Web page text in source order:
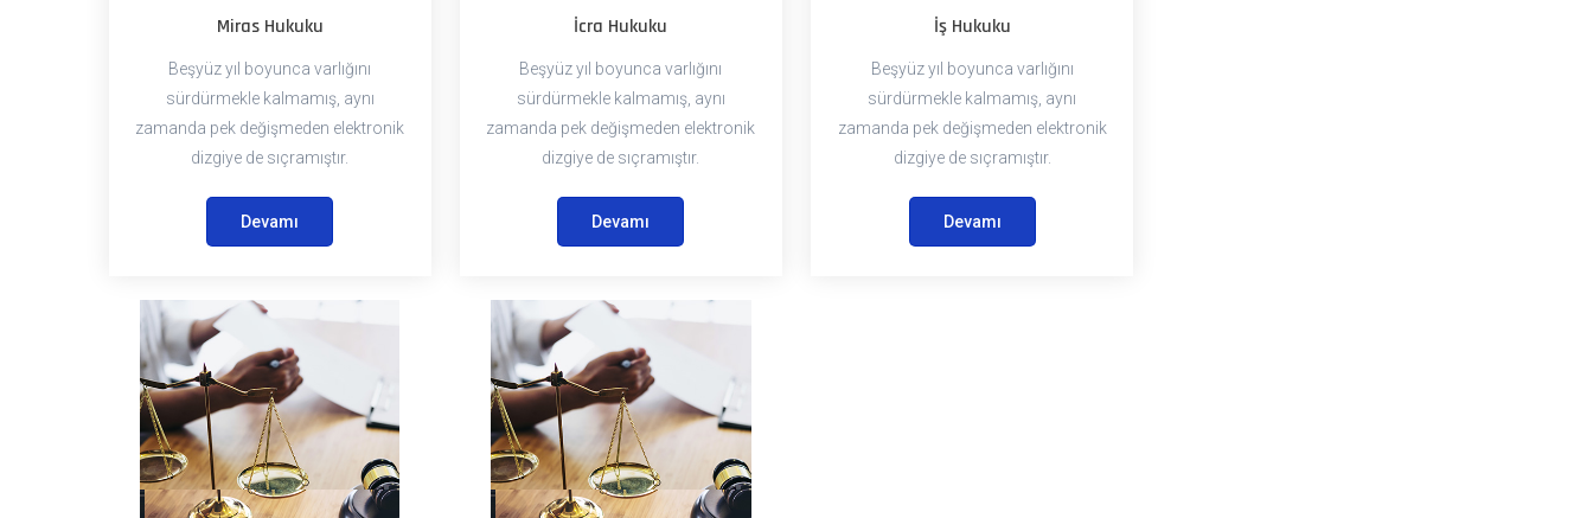
Miras Hukuku
Beşyüz yıl boyunca varlığını
sürdürmekle kalmamış, aynı
zamanda pek değişmeden elektronik
dizgiye de sıçramıştır.
Devamı
İcra Hukuku
Beşyüz yıl boyunca varlığını
sürdürmekle kalmamış, aynı
zamanda pek değişmeden elektronik
dizgiye de sıçramıştır.
Devamı
İş Hukuku
Beşyüz yıl boyunca varlığını
sürdürmekle kalmamış, aynı
zamanda pek değişmeden elektronik
dizgiye de sıçramıştır.
Devamı